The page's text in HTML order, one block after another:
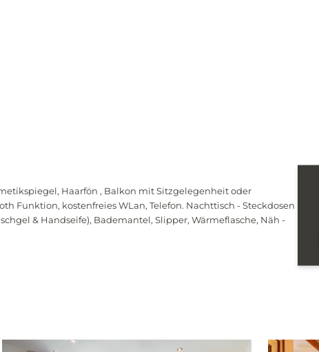
Haarfön , Balkon mit Sitzgelegenheit oder
Funktion, kostenfreies WLan, Telefon. Nachttisch - Steckdosen
& Handseife), Bademantel, Slipper, Wärmeflasche, Näh -